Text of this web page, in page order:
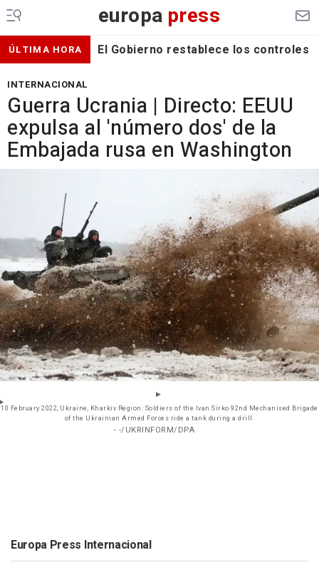
europa press
ÚLTIMA HORA El Gobierno restablece los
INTERNACIONAL
Guerra Ucrania | Directo: EEUU
expulsa al 'número dos' de la
Embajada rusa en Washington
10 February 2022, Ukraine, Kharkiv Region: Soldiers of the Ivan Sirko 92nd Mechanised Brigade
of the Ukrainian Armed Forces ride a tank during a drill.
- -/UKRINFORM/DPA
Europa Press Internacional